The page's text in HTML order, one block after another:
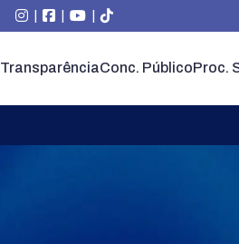
| | |
TransparênciaConc. PúblicoProc.